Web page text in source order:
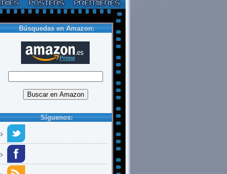
Búsquedas en Amazon:
Síguenos: